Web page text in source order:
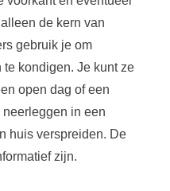
de kern van
gebruik je om
kondigen. Je kunt ze
open dag of een
in een
huis verspreiden. De
zijn.